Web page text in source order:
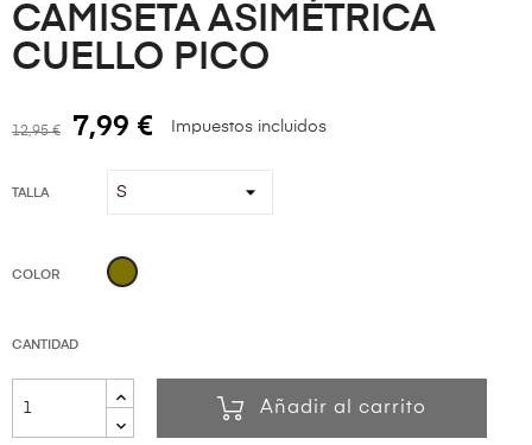
CAMISETA ASIMÉTRICA
CUELLO PICO
12,95 € 7,99 € Impuestos incluidos
TALLA
COLOR KAKI
CANTIDAD
Añadir al carrito